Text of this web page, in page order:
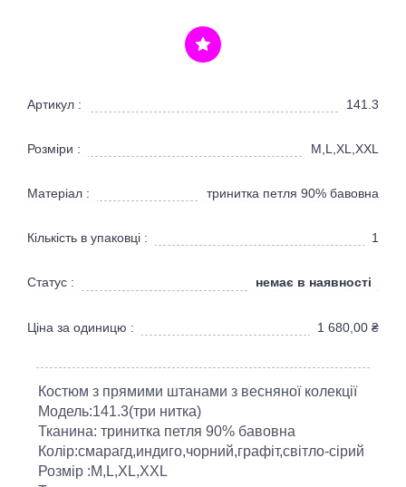
Артикул : 141.3
Розміри : M,L,XL,XXL
Матеріал : тринитка петля 90% бавовна
Кількість в упаковці : 1
Статус : немає в наявності
Ціна за одиницю : 1 680,00 ₴
Костюм з прямими штанами з весняної колекції
Модель:141.3(три нитка)
Тканина: тринитка петля 90% бавовна
Колір:смарагд,индиго,чорний,графіт,світло-сірий
Розмір :M,L,XL,XXL